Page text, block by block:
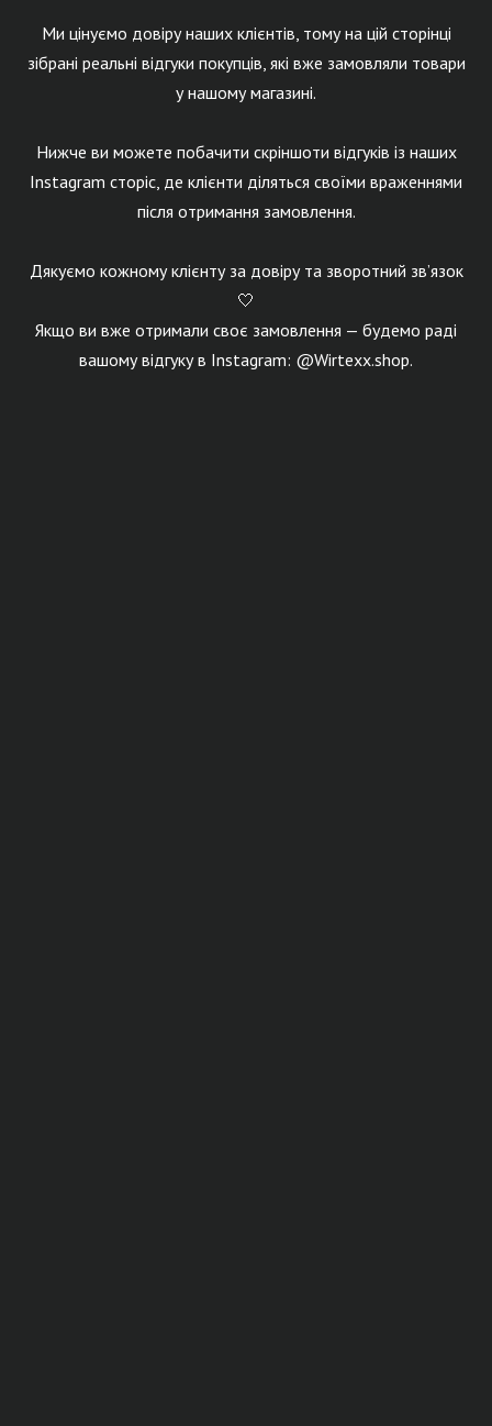
Ми цінуємо довіру наших клієнтів, тому на цій сторінці
зібрані реальні відгуки покупців, які вже замовляли товари
у нашому магазині.
Нижче ви можете побачити скріншоти відгуків із наших
Instagram сторіс, де клієнти діляться своїми враженнями
після отримання замовлення.
Дякуємо кожному клієнту за довіру та зворотний зв’язок
🤍
Якщо ви вже отримали своє замовлення — будемо раді
вашому відгуку в Instagram: @Wirtexx.shop.